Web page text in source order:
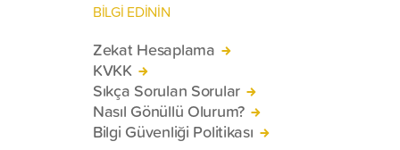
BİLGİ EDİNİN
Zekat Hesaplama
KVKK
Sıkça Sorulan Sorular
Nasıl Gönüllü Olurum?
Bilgi Güvenliği Politikası